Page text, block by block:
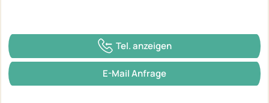
Tel. anzeigen
E-Mail Anfrage